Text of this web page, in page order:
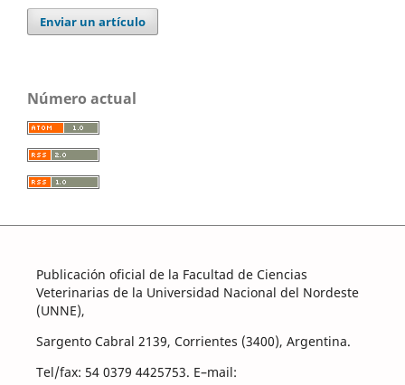
Enviar un artículo
Número actual
Publicación oficial de la Facultad de Ciencias
Veterinarias de la Universidad Nacional del Nordeste
(UNNE),
Sargento Cabral 2139, Corrientes (3400), Argentina.
Tel/fax: 54 0379 4425753. E–mail: